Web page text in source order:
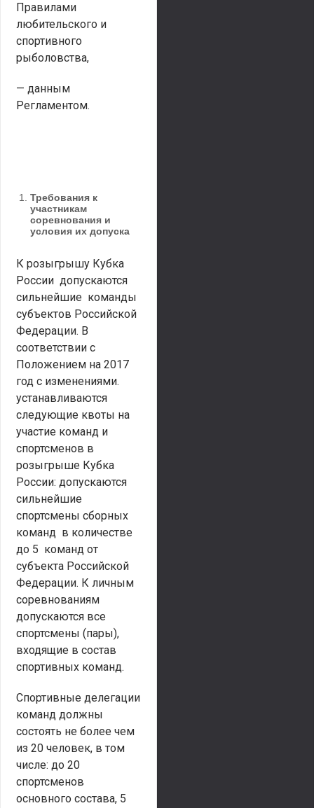
Правилами
любительского и
спортивного
рыболовства,
— данным
Регламентом.
Требования к
участникам
соревнования и
условия их допуска
К розыгрышу Кубка
России допускаются
сильнейшие команды
субъектов Российской
Федерации. В
соответствии с
Положением на 2017
год с изменениями.
устанавливаются
следующие квоты на
участие команд и
спортсменов в
розыгрыше Кубка
России: допускаются
сильнейшие
спортсмены сборных
команд в количестве
до 5 команд от
субъекта Российской
Федерации. К личным
соревнованиям
допускаются все
спортсмены (пары),
входящие в состав
спортивных команд.
Спортивные делегации
команд должны
состоять не более чем
из 20 человек, в том
числе: до 20
спортсменов
основного состава, 5